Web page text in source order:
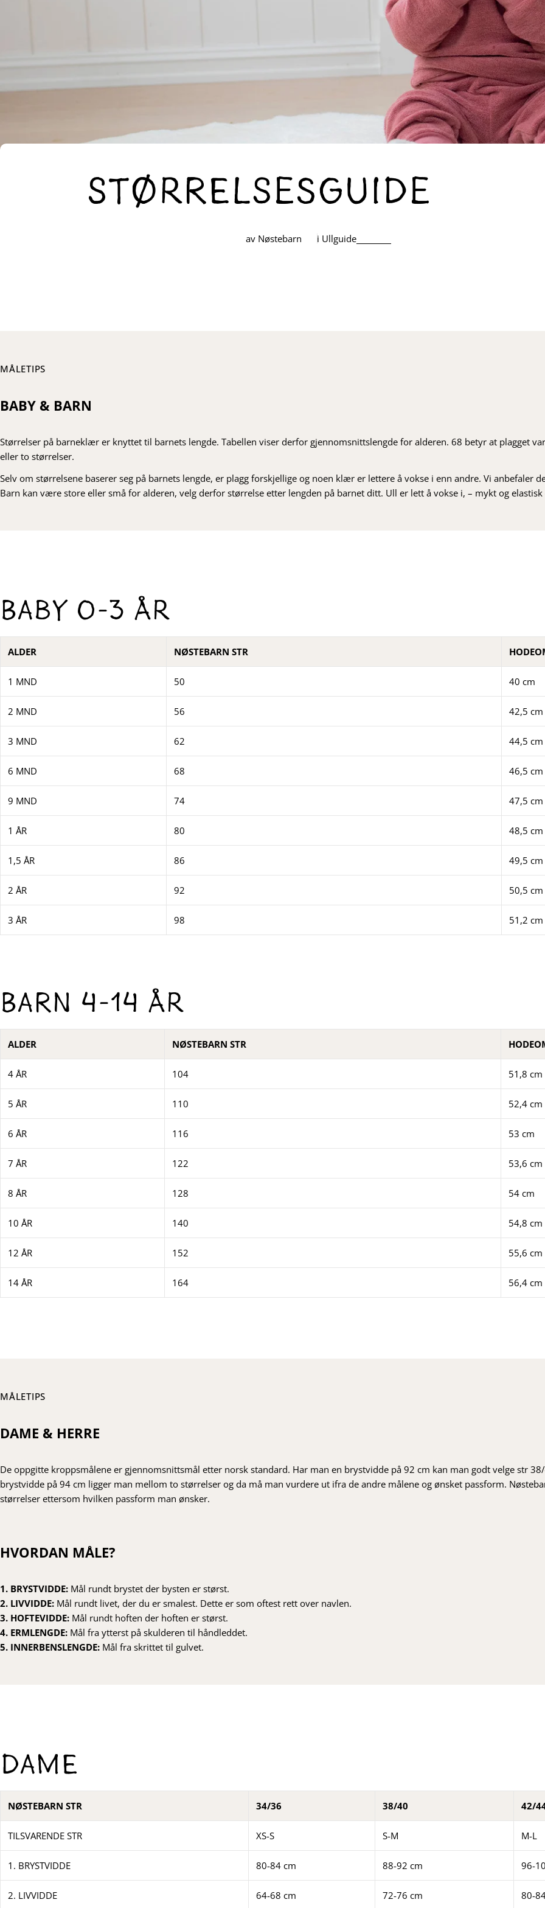
Størrelsesguide
av Nøstebarn i Ullguide
MÅLETIPS
BABY & BARN
Størrelser på barneklær er knyttet til barnets lengde. Tabellen viser derfor gjennomsnittslengde for alderen. 68 betyr at plagget
eller to størrelser.
Selv om størrelsene baserer seg på barnets lengde, er plagg forskjellige og noen klær er lettere å vokse i enn andre. Vi anbefaler
Barn kan være store eller små for alderen, velg derfor størrelse etter lengden på barnet ditt. Ull er lett å vokse i, – mykt og
Baby 0-3 år
ALDER NØSTEBARN STR
1 MND 50 40 cm
2 MND 56 42,5 cm
3 MND 62 44,5 cm
6 MND 68 46,5 cm
9 MND 74 47,5 cm
1 ÅR 80 48,5 cm
1,5 ÅR 86 49,5 cm
2 ÅR 92 50,5 cm
3 ÅR 98 51,2 cm
Barn 4-14 år
ALDER NØSTEBARN STR
4 ÅR 104 51,8 cm
5 ÅR 110 52,4 cm
6 ÅR 116 53 cm
7 ÅR 122 53,6 cm
8 ÅR 128 54 cm
10 ÅR 140 54,8 cm
12 ÅR 152 55,6 cm
14 ÅR 164 56,4 cm
MÅLETIPS
DAME & HERRE
De oppgitte kroppsmålene er gjennomsnittsmål etter norsk standard. Har man en brystvidde på 92 cm kan man godt velge str
brystvidde på 94 cm ligger man mellom to størrelser og da må man vurdere ut ifra de andre målene og ønsket passform.
størrelser ettersom hvilken passform man ønsker.
HVORDAN MÅLE?
1. BRYSTVIDDE: Mål rundt brystet der bysten er størst.
2. LIVVIDDE: Mål rundt livet, der du er smalest. Dette er som oftest rett over navlen.
3. HOFTEVIDDE: Mål rundt hoften der hoften er størst.
4. ERMLENGDE: Mål fra ytterst på skulderen til håndleddet.
5. INNERBENSLENGDE: Mål fra skrittet til gulvet.
Dame
NØSTEBARN STR 34/36 38/40 42/
TILSVARENDE STR XS-S S-M M-L
1. BRYSTVIDDE 80-84 cm 88-92 cm 96-
2. LIVVIDDE 64-68 cm 72-76 cm 80-